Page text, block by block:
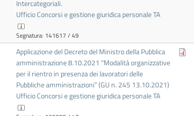
Intercategoriali.
Ufficio Concorsi e gestione giuridica personale TA
Segnatura: 141617 / 49
Applicazione del Decreto del Ministro della Pubblica
amministrazione 8.10.2021 “Modalità organizzative
per il rientro in presenza dei lavoratori delle
Pubbliche amministrazioni” (GU n. 245 13.10.2021)
Ufficio Concorsi e gestione giuridica personale TA